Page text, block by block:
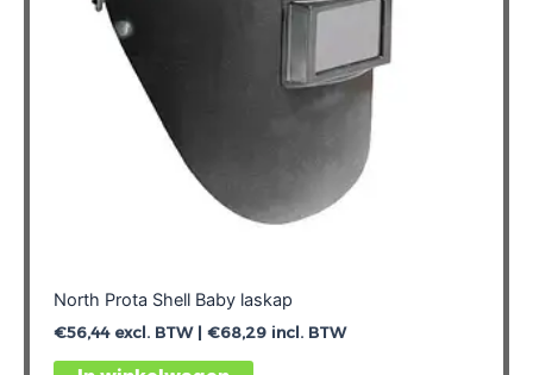
North Prota Shell Baby laskap
€56,44excl. BTW | €68,29incl. BTW